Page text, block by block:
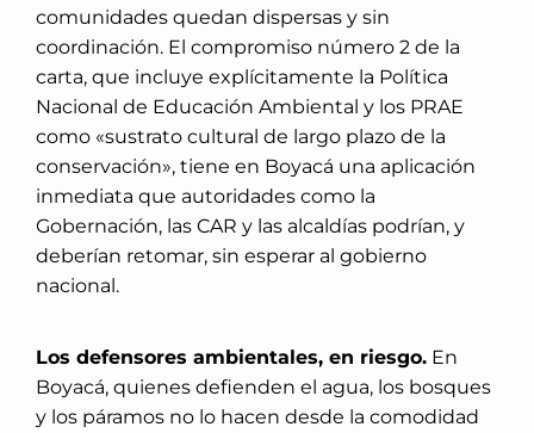
comunidades quedan dispersas y sin
coordinación. El compromiso número 2 de la
carta, que incluye explícitamente la Política
Nacional de Educación Ambiental y los PRAE
como «sustrato cultural de largo plazo de la
conservación», tiene en Boyacá una aplicación
inmediata que autoridades como la
Gobernación, las CAR y las alcaldías podrían, y
deberían retomar, sin esperar al gobierno
nacional.
Los defensores ambientales, en riesgo. En
Boyacá, quienes defienden el agua, los bosques
y los páramos no lo hacen desde la comodidad